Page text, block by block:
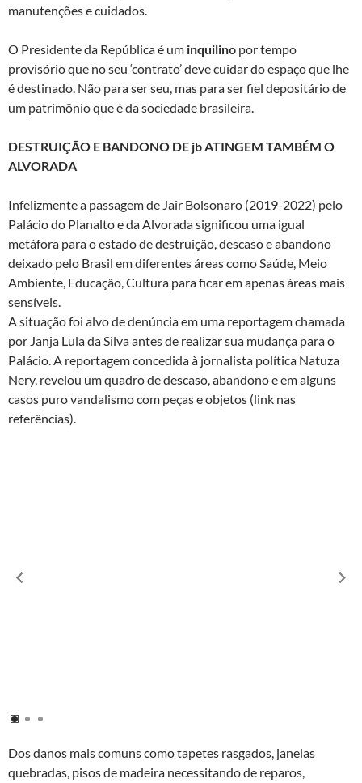
manutenções e cuidados.
O Presidente da República é um inquilino por tempo
provisório que no seu ‘contrato’ deve cuidar do espaço que lhe
é destinado. Não para ser seu, mas para ser fiel depositário de
um patrimônio que é da sociedade brasileira.
DESTRUIÇÃO E BANDONO DE jb ATINGEM TAMBÉM O
ALVORADA
Infelizmente a passagem de Jair Bolsonaro (2019-2022) pelo
Palácio do Planalto e da Alvorada significou uma igual
metáfora para o estado de destruição, descaso e abandono
deixado pelo Brasil em diferentes áreas como Saúde, Meio
Ambiente, Educação, Cultura para ficar em apenas áreas mais
sensíveis.
A situação foi alvo de denúncia em uma reportagem chamada
por Janja Lula da Silva antes de realizar sua mudança para o
Palácio. A reportagem concedida à jornalista política Natuza
Nery, revelou um quadro de descaso, abandono e em alguns
casos puro vandalismo com peças e objetos (link nas
referências).
Dos danos mais comuns como tapetes rasgados, janelas
quebradas, pisos de madeira necessitando de reparos,